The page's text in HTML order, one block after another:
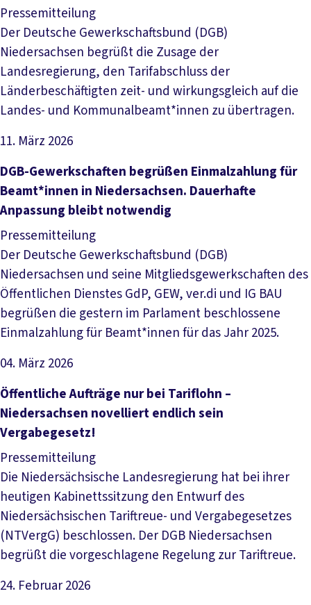
Pressemitteilung
Der Deutsche Gewerkschaftsbund (DGB)
Niedersachsen begrüßt die Zusage der
Landesregierung, den Tarifabschluss der
Länderbeschäftigten zeit- und wirkungsgleich auf die
Landes- und Kommunalbeamt*innen zu übertragen.
11. März 2026
Artikel lesen
DGB-Gewerkschaften begrüßen Einmalzahlung für
Beamt*innen in Niedersachsen. Dauerhafte
Anpassung bleibt notwendig
Pressemitteilung
Der Deutsche Gewerkschaftsbund (DGB)
Niedersachsen und seine Mitgliedsgewerkschaften des
Öffentlichen Dienstes GdP, GEW, ver.di und IG BAU
begrüßen die gestern im Parlament beschlossene
Einmalzahlung für Beamt*innen für das Jahr 2025.
04. März 2026
Artikel lesen
Öffentliche Aufträge nur bei Tariflohn –
Niedersachsen novelliert endlich sein
Vergabegesetz!
Pressemitteilung
Die Niedersächsische Landesregierung hat bei ihrer
heutigen Kabinettssitzung den Entwurf des
Niedersächsischen Tariftreue- und Vergabegesetzes
(NTVergG) beschlossen. Der DGB Niedersachsen
begrüßt die vorgeschlagene Regelung zur Tariftreue.
24. Februar 2026